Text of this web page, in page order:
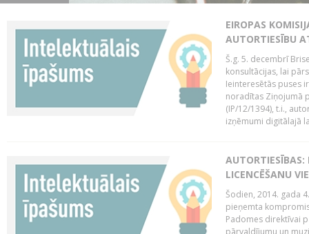
EIROPAS
AUTORTIESĪBU
Š.g. 5. decembrī
konsultācijas, lai
Ieinteresētās puses
noradītas Ziņojumā
(IP/12/1394), t.i.,
izņēmumi digitālajā
AUTORTIESĪBAS:
LICENCĒŠANU
Šodien, 2014. gada
pieņemta
Padomes direktīvai
pārvaldījumu un